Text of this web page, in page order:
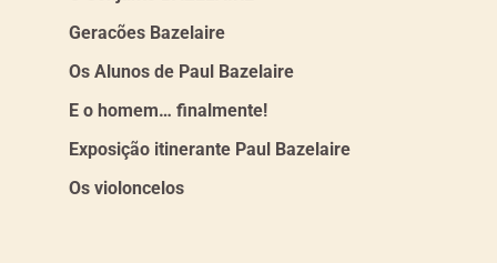
Geracões Bazelaire
Os Alunos de Paul Bazelaire
E o homem… finalmente!
Exposição itinerante Paul Bazelaire
Os violoncelos